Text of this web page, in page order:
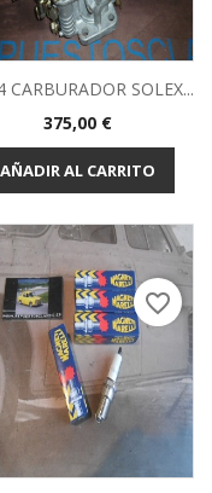
CARBURADOR SOLEX...
Precio
375,00 €
AÑADIR AL CARRITO
favorite_border